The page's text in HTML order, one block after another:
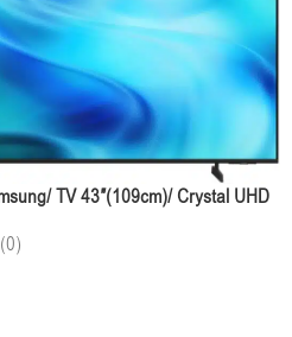
TV 43″(109cm)/ Crystal UHD
(0)